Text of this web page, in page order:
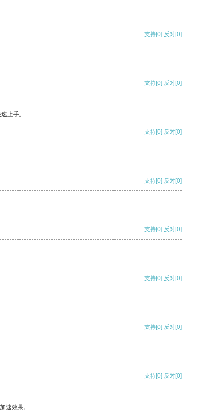
支持[0] 反对[0]
支持[0] 反对[0]
上手。
支持[0] 反对[0]
支持[0] 反对[0]
支持[0] 反对[0]
支持[0] 反对[0]
支持[0] 反对[0]
支持[0] 反对[0]
速效果。